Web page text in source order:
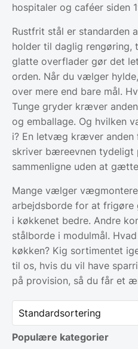
hospitaler og caféer siden
Rustfrit stål er standarden
holder til daglig rengøring,
glatte overflader gør det
orden. Når du vælger
over mere end bare mål.
Tunge gryder kræver
og emballage. Og hvilken
i? En letvæg kræver anden
skriver bæreevnen tydeligt
sammenligne uden at
Mange vælger
arbejdsborde for at
i køkkenet bedre. Andre
stålborde i modulmål.
køkken? Kig sortimentet
til os, hvis du vil have
på provision, så du får et
Populære kategorier